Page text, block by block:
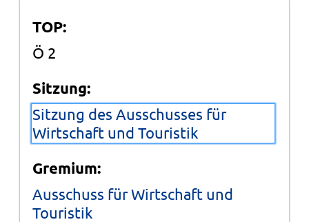
TOP:
Ö 2
Sitzung:
Sitzung des Ausschusses für
Wirtschaft und Touristik
Gremium:
Ausschuss für Wirtschaft und
Touristik